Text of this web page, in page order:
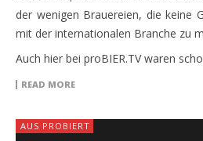
der wenigen Brauereien, die keine
mit der internationalen Branche zu
Auch hier bei proBIER.TV waren
READ MORE
AUS PROBIERT